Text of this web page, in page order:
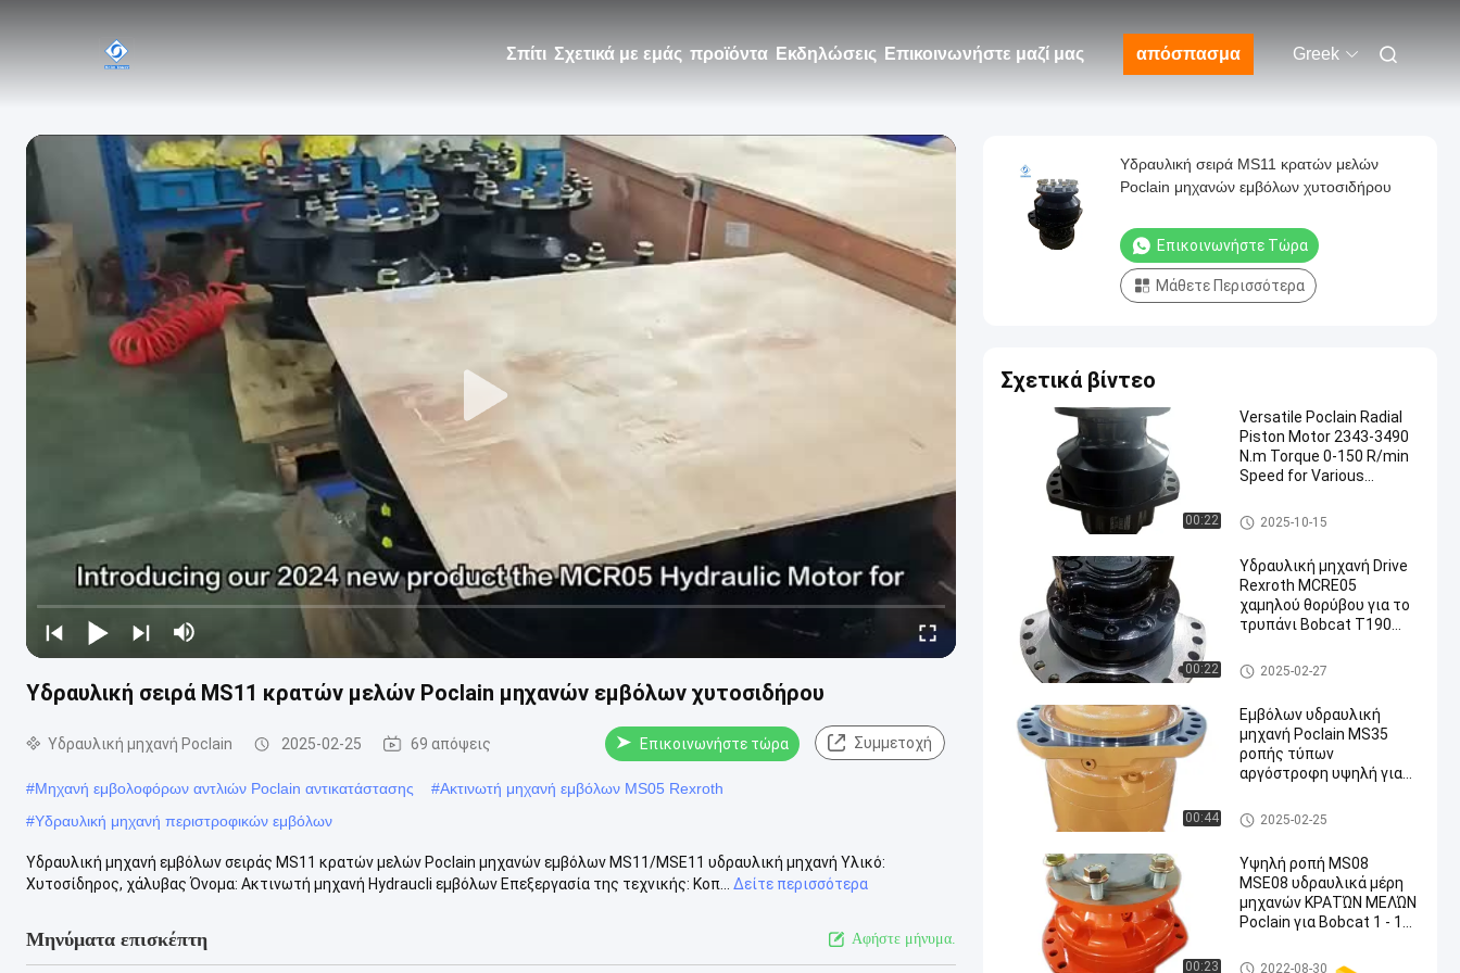
Σπίτι Σχετικά με εμάς προϊόντα Εκδηλώσεις Επικοινωνήστε μαζί μας απόσπασμα Greek
Υδραυλική σειρά MS11 κρατών μελών Poclain μηχανών εμβόλων χυτοσιδήρου
Υδραυλική μηχανή Poclain 2025-02-25 69 απόψεις Επικοινωνήστε τώρα Συμμετοχή
#Μηχανή εμβολοφόρων αντλιών Poclain αντικατάστασης #Ακτινωτή μηχανή εμβόλων MS05 Rexroth
#Υδραυλική μηχανή περιστροφικών εμβόλων
Υδραυλική μηχανή εμβόλων σειράς MS11 κρατών μελών Poclain μηχανών εμβόλων MS11/MSE11 υδραυλική μηχανή Υλικό:
Χυτοσίδηρος, χάλυβας Όνομα: Ακτινωτή μηχανή Hydraucli εμβόλων Επεξεργασία της τεχνικής: Κοπ...
Δείτε περισσότερα
Μηνύματα επισκέπτη Αφήστε μήνυμα.
Υδραυλική σειρά MS11 κρατών μελών
Poclain μηχανών εμβόλων χυτοσιδήρου
Επικοινωνήστε Τώρα
Μάθετε Περισσότερα
Σχετικά βίντεο
00:22
Versatile Poclain Radial
Piston Motor 2343-3490
N.m Torque 0-150 R/min
Speed for Various
Υδραυλική μηχανή Poclain
2025-10-15
00:22
Υδραυλική μηχανή Drive
Rexroth MCRE05
χαμηλού θορύβου για το
τρυπάνι Bobcat T190
Υδραυλική μηχανή Rexroth
2025-02-27
00:44
Εμβόλων υδραυλική
μηχανή Poclain MS35
ροπής τύπων
αργόστροφη υψηλή για
μεταλλείας
Υδραυλική μηχανή Poclain
2025-02-25
00:23
Υψηλή ροπή MS08
MSE08 υδραυλικά μέρη
μηχανών ΚΡΑΤΏΝ ΜΕΛΏΝ
Poclain για Bobcat 1 - 18
Υδραυλική μηχανή Poclain
2022-08-30